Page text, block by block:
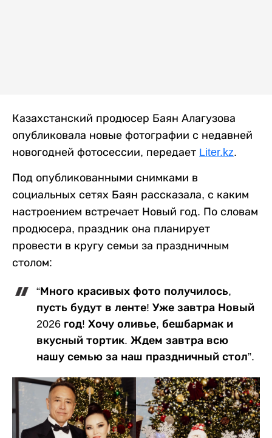
Казахстанский продюсер Баян Алагузова
опубликовала новые фотографии с недавней
новогодней фотосессии, передает Liter.kz.
Под опубликованными снимками в
социальных сетях Баян рассказала, с каким
настроением встречает Новый год. По словам
продюсера, праздник она планирует
провести в кругу семьи за праздничным
столом:
“Много красивых фото получилось,
пусть будут в ленте! Уже завтра Новый
2026 год! Хочу оливье, бешбармак и
вкусный тортик. Ждем завтра всю
нашу семью за наш праздничный стол”.